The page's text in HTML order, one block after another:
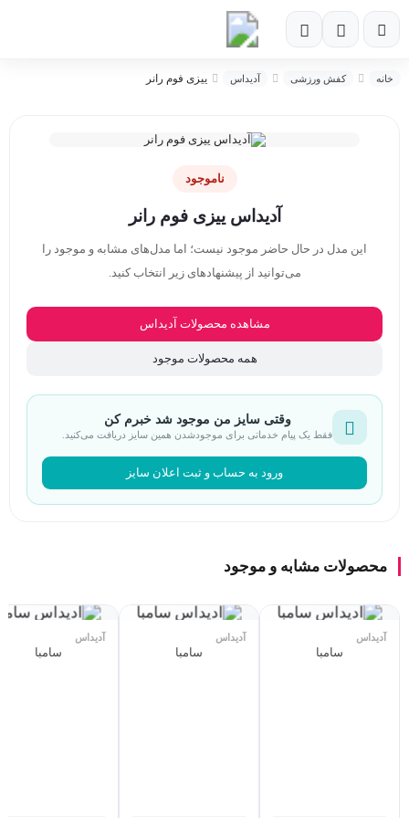
خانه کفش ورزشی آدیداس ییزی فوم رانر
ناموجود
آدیداس ییزی فوم رانر
این مدل در حال حاضر موجود نیست؛ اما مدل‌های مشابه و موجود را
می‌توانید از پیشنهادهای زیر انتخاب کنید.
مشاهده محصولات آدیداس
همه محصولات موجود
وقتی سایز من موجود شد خبرم کن
فقط یک پیام خدماتی برای موجودشدن همین سایز دریافت می‌کنید.
ورود به حساب و ثبت اعلان سایز
محصولات مشابه و موجود
آدیداس
سامبا
آدیداس
سامبا
آدیداس
سامبا